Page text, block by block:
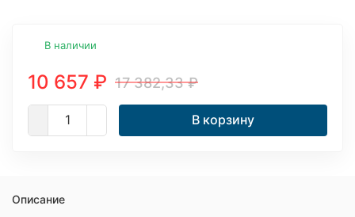
В наличии
10 657 ₽ 17 382,33₽
В корзину
Описание